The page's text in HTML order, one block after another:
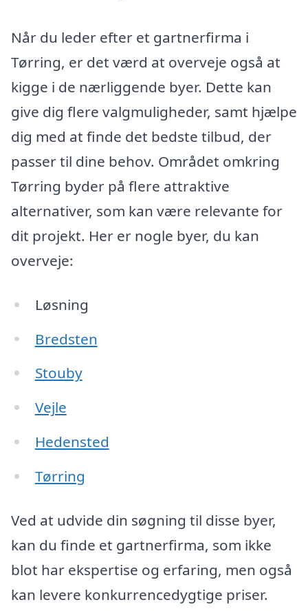
Når du leder efter et gartnerfirma i
Tørring, er det værd at overveje også at
kigge i de nærliggende byer. Dette kan
give dig flere valgmuligheder, samt hjælpe
dig med at finde det bedste tilbud, der
passer til dine behov. Området omkring
Tørring byder på flere attraktive
alternativer, som kan være relevante for
dit projekt. Her er nogle byer, du kan
overveje:
Løsning
Bredsten
Stouby
Vejle
Hedensted
Tørring
Ved at udvide din søgning til disse byer,
kan du finde et gartnerfirma, som ikke
blot har ekspertise og erfaring, men også
kan levere konkurrencedygtige priser.